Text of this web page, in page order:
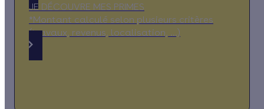
JE DÉCOUVRE MES PRIMES
*Montant calculé selon plusieurs critères
(travaux, revenus, localisation, …)